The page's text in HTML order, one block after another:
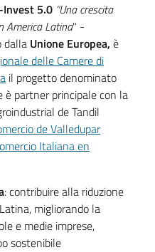
Invest 5.0 “Una crescita
America Latina" -
dalla Unione Europea, è
delle Camere di
il progetto denominato
è partner principale con la
de Tandil
de Valledupar
Italiana en
: contribuire alla riduzione
migliorando la
e medie imprese,
sostenibile